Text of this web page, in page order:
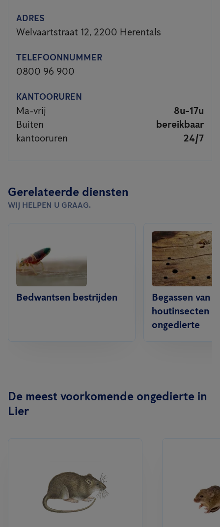
ADRES
Welvaartstraat 12, 2200 Herentals
TELEFOONNUMMER
0800 96 900
KANTOORUREN
Ma-vrij
8u-17u
Buiten
bereikbaar
kantooruren
24/7
Gerelateerde diensten
WIJ HELPEN U GRAAG.
Bedwantsen bestrijden
Begassen van
houtinsecten
ongedierte
De meest voorkomende ongedierte in
Lier